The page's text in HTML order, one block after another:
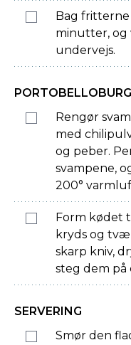
Bag fritterne
minutter, og
undervejs.
Rengør
med
og peber.
svampene,
200°
Form kødet
kryds og
skarp kniv,
steg dem på
SERVERING
Smør den